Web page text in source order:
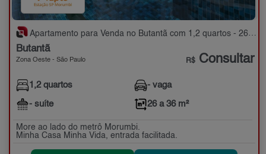
Apartamento para Venda no Butantã com 1,2 quartos - 26 a 36 m²
Butantã
Zona Oeste - São Paulo R$ Consultar
1,2 quartos
- suíte
- vaga
26 a 36 m²
More ao lado do metrô Morumbi.
Minha Casa Minha Vida, entrada facilitada.